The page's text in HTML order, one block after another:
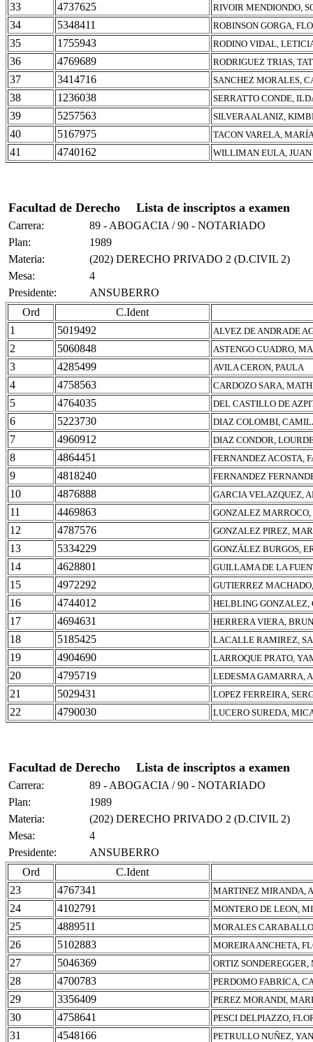
33 4737625 RIVOIR MENDIONDO,
34 5348411 ROBINSON GORGA,
35 1755943 RODINO VIDAL,
36 4769689 RODRIGUEZ TRIAS,
37 3414716 SANCHEZ MORALES,
38 1236038 SERRATTO CONDE,
39 5257563 SILVERA ALANIZ,
40 5167975 TACON VARELA,
41 4740162 WILLIMAN EULA, JUAN
Facultad de Derecho Lista de inscriptos a examen
Carrera:
89 - ABOGACIA / 90 - NOTARIADO
Plan:
1989
Materia:
(202) DERECHO PRIVADO 2 (D.CIVIL 2)
Mesa:
4
Presidente:
ANSUBERRO
Ord
C.Ident
1
5019492 ALVEZ DE ANDRADE
2 5060848 ASTENGO CUADRO,
3 4285499 AVILA CERON, PAULA
4 4758563 CARDOZO SARA,
5 4764035 DEL CASTILLO DE
6 5223730 DIAZ COLOMBI,
7 4960912 DIAZ CONDOR,
8 4864451 FERNANDEZ ACOSTA,
9 4818240 FERNANDEZ
10 4876888 GARCIA VELAZQUEZ,
11 4469863 GONZALEZ
12 4787576 GONZALEZ PIREZ,
13 5334229 GONZÁLEZ BURGOS,
14 4628801 GUILLAMA DE LA
15 4972292 GUTIERREZ
16 4744012 HELBLING GONZALEZ,
17 4694631 HERRERA VIERA,
18 5185425 LACALLE RAMIREZ,
19 4904690 LARROQUE PRATO,
20 4795719 LEDESMA GAMARRA,
21 5029431 LOPEZ FERREIRA,
22 4790030 LUCERO SUREDA,
Facultad de Derecho Lista de inscriptos a examen
Carrera:
89 - ABOGACIA / 90 - NOTARIADO
Plan:
1989
Materia:
(202) DERECHO PRIVADO 2 (D.CIVIL 2)
Mesa:
4
Presidente:
ANSUBERRO
Ord
C.Ident
23
4767341 MARTINEZ MIRANDA,
24 4102791 MONTERO DE LEON,
25 4889511 MORALES
26 5102883 MOREIRA ANCHETA,
27 5046369 ORTIZ
28 4700783 PERDOMO FABRICA,
29 3356409 PEREZ MORANDI,
30 4758641 PESCI DELPIAZZO,
31 4548166 PETRULLO NUÑEZ,